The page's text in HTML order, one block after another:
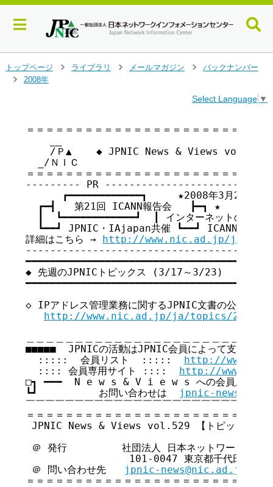
トップページ
ライブラリ
メールマガジン
バックナンバー
2008年
Select Language ▼
＝＝＝＝＝＝＝＝＝＝＝＝＝＝＝＝＝＝＝＝＝＝＝＝
/Ｐ▲    ◆ JPNIC News & Views vol.529【
  _/ＮＩＣ
＝＝＝＝＝＝＝＝＝＝＝＝＝＝＝＝＝＝＝＝＝＝＝＝
--------- PR
┏━━━━━━━━━━━━┓     ★2008年3月28日(
┏━┫   第21回 ICANN報告会   ┣━┓ ★
┃  ┗━━━━━━━━━━━━┛  ┃ インターネットの今を知
┗━━┛ JPNIC・IAjapan共催 ┗━━┛ ICANNから！
詳細はこちら → http://www.nic.ad.jp/ja/
━━━━━━━━━━━━━━━━━━━━━━━━━━━━━━━━━━━
◆ 先週のJPNICトピックス (3/17～3/23)
━━━━━━━━━━━━━━━━━━━━━━━━━━━━━━━━━━━
◇ IPアドレス管理業務に関するJPNIC文書の公開の
http://www.nic.ad.jp/ja/topics/2008/
■■■■■  JPNICの活動はJPNIC会員によって支えら
  :::::  会員リスト  :::::
http://
  :::: 会員専用サイト ::::
http://
□┓ ━━━  N e w s & V i e w s への会員広告無料
┗┛          お問い合わせは
jpnic-
￣￣￣￣￣￣￣￣￣￣￣￣￣￣￣￣￣￣￣￣￣￣￣￣
＝＝＝＝＝＝＝＝＝＝＝＝＝＝＝＝＝＝＝＝＝＝＝＝
JPNIC News & Views vol.529 【トピックス号
＠ 発行         社団法人 日本ネットワークインフ
101-0047 東京都千代田区内神
＠ 問い合わせ先
jpnic-news@nic.ad.jp
＝＝＝＝＝＝＝＝＝＝＝＝＝＝＝＝＝＝＝＝＝＝＝＝